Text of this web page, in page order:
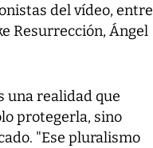
del vídeo, entre
Resurrección, Ángel
una realidad que
protegerla, sino
"Ese pluralismo